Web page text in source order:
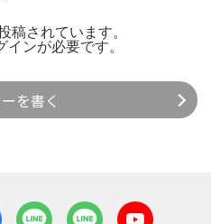
稿されています。
インが必要です。
を書く